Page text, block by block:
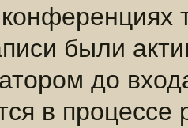
были
до
в